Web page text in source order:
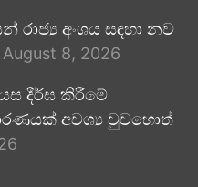
අංශය සඳහා නව
August 8, 2026
දීර්ඝ කිරීමේ
අවශ්‍ය වුවහොත්